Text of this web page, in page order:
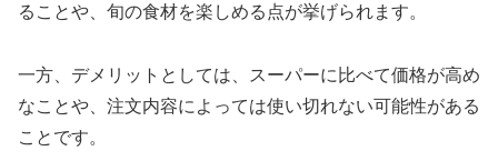
ることや、旬の食材を楽しめる点が挙げられます。
一方、デメリットとしては、スーパーに比べて価格が高め
なことや、注文内容によっては使い切れない可能性がある
ことです。